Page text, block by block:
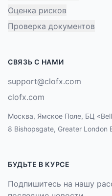
Оценка рисков
Проверка документов
СВЯЗЬ С НАМИ
support@clofx.com
clofx.com
Москва, Ямское Поле, БЦ
8 Bishopsgate, Greater London
БУДЬТЕ В КУРСЕ
Подпишитесь на нашу